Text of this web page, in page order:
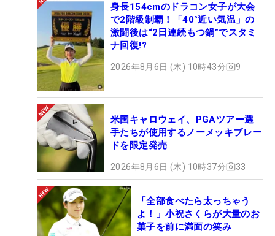
身長154cmのドラコン女子が大会
で2階級制覇！「40°近い気温」の
激闘後は“2日連続もつ鍋”でスタミ
ナ回復!?
2026年8月6日 (木) 10時43分 9
米国キャロウェイ、PGAツアー選
手たちが使用するノーメッキブレー
ドを限定発売
2026年8月6日 (木) 10時37分 33
「全部食べたら太っちゃう
よ！」小祝さくらが大量のお
菓子を前に満面の笑み